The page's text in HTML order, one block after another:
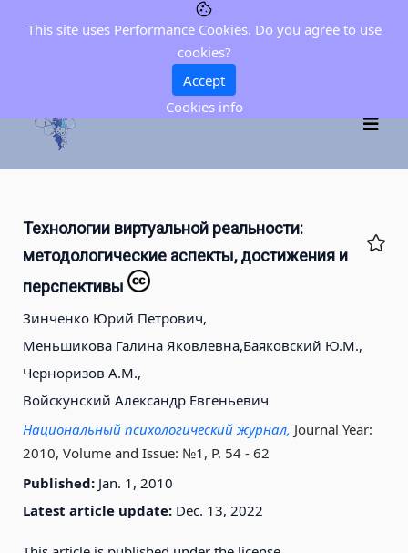
Технологии виртуальной реальности:
методологические аспекты, достижения и
перспективы
Зинченко Юрий Петрович,
Меньшикова Галина Яковлевна,Баяковский Ю.М.,
Черноризов А.М.,
Войскунский Александр Евгеньевич
Национальный психологический журнал, Journal Year:
2010, Volume and Issue: №1, P. 54 - 62
Published: Jan. 1, 2010
Latest article update: Dec. 13, 2022
This site uses Performance Cookies. Do you agree to use
cookies?
Accept
Cookies info